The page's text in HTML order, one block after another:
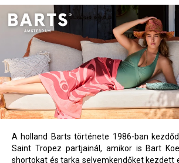
A holland Barts története 1986-ban
Saint Tropez partjainál, amikor is Bart
shortokat és tarka selyemkendőket kezdett